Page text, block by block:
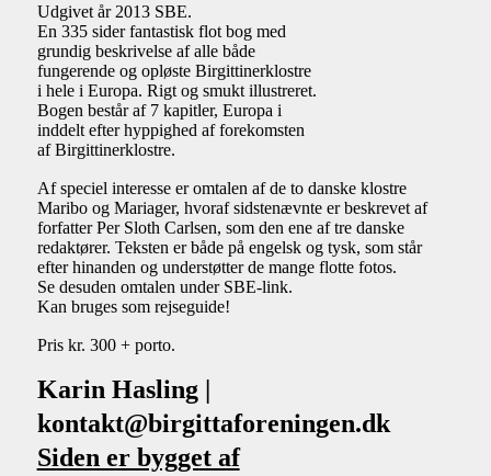
Udgivet år 2013 SBE.
En 335 sider fantastisk flot bog med
grundig beskrivelse af alle både
fungerende og opløste Birgittinerklostre
i hele i Europa. Rigt og smukt illustreret.
Bogen består af 7 kapitler, Europa i
inddelt efter hyppighed af forekomsten
af Birgittinerklostre.
Af speciel interesse er omtalen af de to danske klostre
Maribo og Mariager, hvoraf sidstenævnte er beskrevet af
forfatter Per Sloth Carlsen, som den ene af tre danske
redaktører. Teksten er både på engelsk og tysk, som står
efter hinanden og understøtter de mange flotte fotos.
Se desuden omtalen under SBE-link.
Kan bruges som rejseguide!
Pris kr. 300 + porto.
Karin Hasling |
kontakt@birgittaforeningen.dk
Siden er bygget af